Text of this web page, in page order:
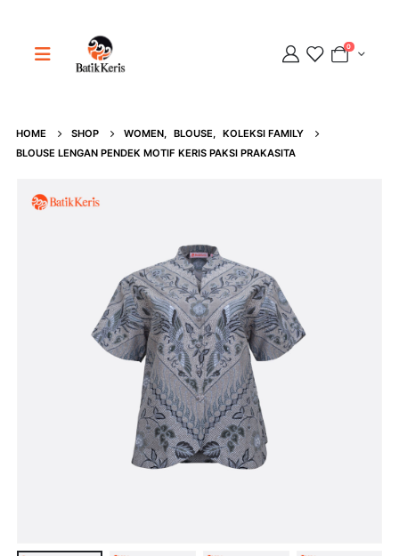
0
HOME SHOP WOMEN, BLOUSE, KOLEKSI FAMILY
BLOUSE LENGAN PENDEK MOTIF KERIS PAKSI PRAKASITA